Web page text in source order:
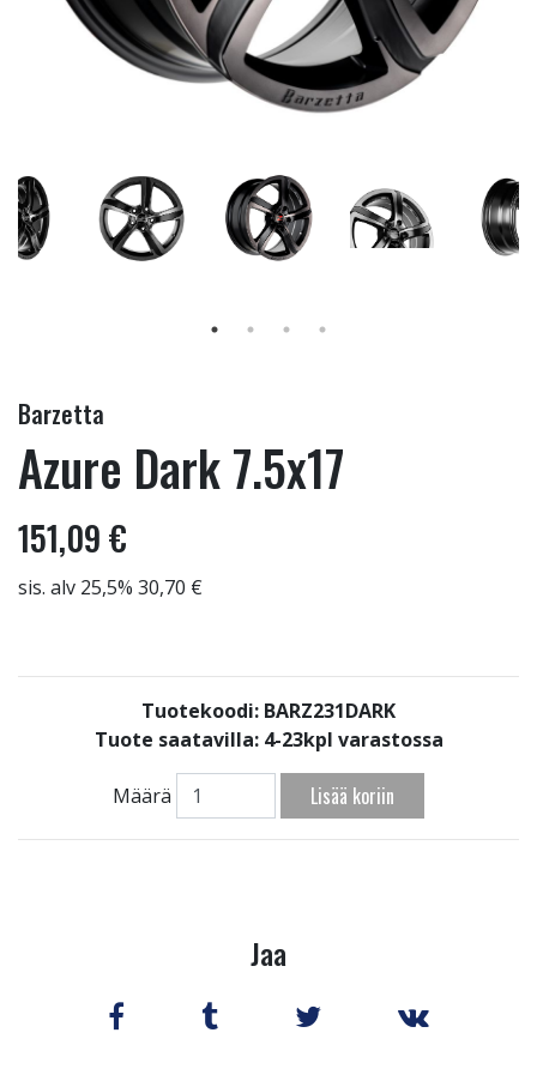
Barzetta
Azure Dark 7.5x17
151,09 €
sis. alv 25,5% 30,70 €
Tuotekoodi: BARZ231DARK
Tuote saatavilla: 4-23kpl varastossa
Määrä Lisää koriin
Jaa